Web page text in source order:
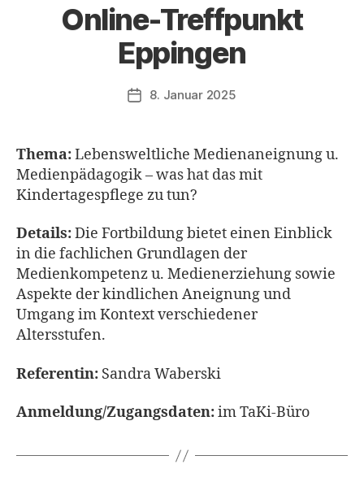
Online-Treffpunkt
Eppingen
Veröffentlichungsdatum
8. Januar 2025
Thema:Lebensweltliche Medienaneignung u.
Medienpädagogik – was hat das mit
Kindertagespflege zu tun?
Details:Die Fortbildung bietet einen Einblick
in die fachlichen Grundlagen der
Medienkompetenz u. Medienerziehung sowie
Aspekte der kindlichen Aneignung und
Umgang im Kontext verschiedener
Altersstufen.
Referentin: Sandra Waberski
Anmeldung/Zugangsdaten:im TaKi-Büro